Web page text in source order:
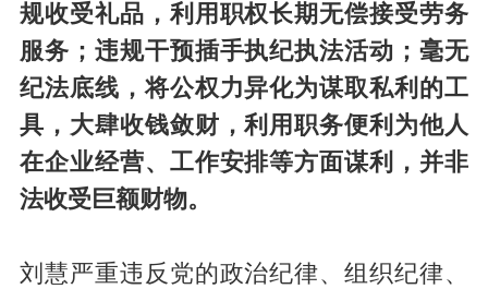
规收受礼品，利用职权长期无偿接受劳务
服务；违规干预插手执纪执法活动；毫无
纪法底线，将公权力异化为谋取私利的工
具，大肆收钱敛财，利用职务便利为他人
在企业经营、工作安排等方面谋利，并非
法收受巨额财物。
刘慧严重违反党的政治纪律、组织纪律、